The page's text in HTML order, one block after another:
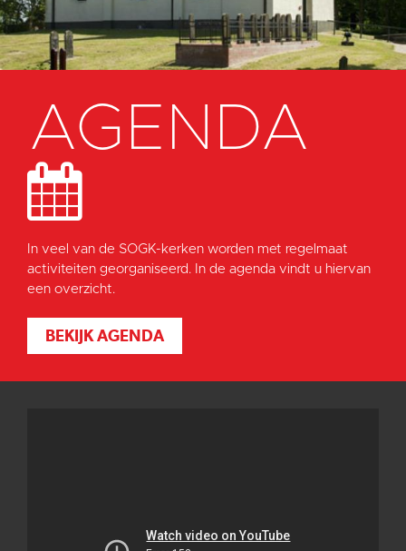
AGENDA
In veel van de SOGK-kerken worden met regelmaat
activiteiten georganiseerd. In de agenda vindt u hiervan
een overzicht.
BEKIJK AGENDA